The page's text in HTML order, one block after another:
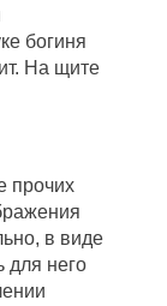
богиня
На щите
прочих
в виде
для него